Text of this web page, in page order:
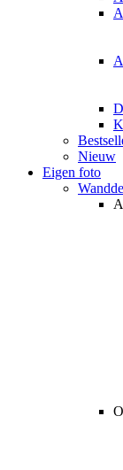
Nieuw
Eigen foto